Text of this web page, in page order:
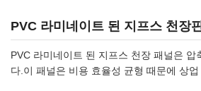
PVC 라미네이트 된 지프스 천장
PVC 라미네이트 된 지프스 천장 패널은
다.이 패널은 비용 효율성 균형 때문에 상